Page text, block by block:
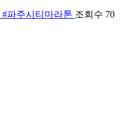
#파주시티마라톤 조회수 70